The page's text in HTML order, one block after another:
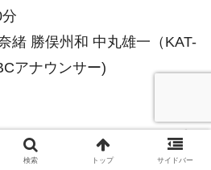
緒 勝俣州和 中丸雄一（KAT-
アナウンサー)
▲ページトップへ
検索 トップ サイドバー